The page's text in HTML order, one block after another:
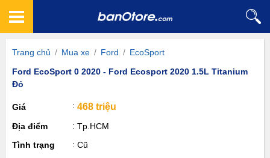
Trang chủ / Mua xe / Ford / EcoSport
Ford EcoSport 0 2020 - Ford Ecosport 2020 1.5L Titanium
Đỏ
Giá 468 triệu
Địa điểm
Tp.HCM
Tình trạng
Cũ